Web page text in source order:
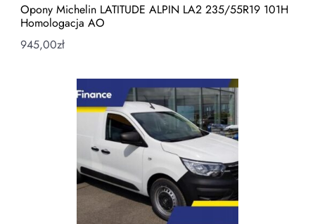
Opony Michelin LATITUDE ALPIN LA2 235/55R19 101H
Homologacja AO
945,00zł